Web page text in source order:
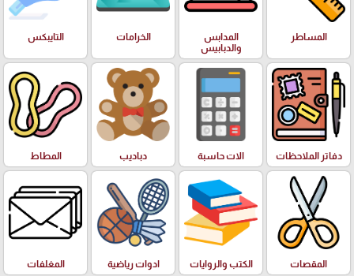
المساطر
المدابس
والدبابيس
الخرامات التايبكس
دفاتر الملاحظات الات حاسبة دباديب المطاط
المقصات الكتب والروايات ادوات رياضية المغلفات